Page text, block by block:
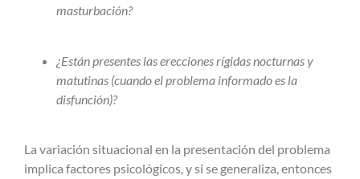
masturbación?
¿Están presentes las erecciones rígidas nocturnas y
matutinas (cuando el problema informado es la
disfunción)?
La variación situacional en la presentación del problema
implica factores psicológicos, y si se generaliza, entonces